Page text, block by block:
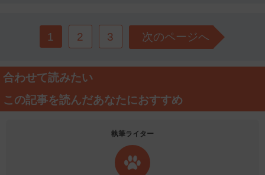
1 2 3 次のページへ
合わせて読みたい
この記事を読んだあなたにおすすめ
執筆ライター